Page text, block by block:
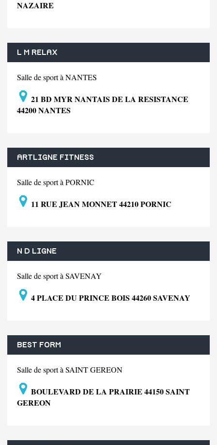
NAZAIRE
L M RELAX
Salle de sport à NANTES
21 BD MYR NANTAIS DE LA RESISTANCE
44200 NANTES
ARTLIGNE FITNESS
Salle de sport à PORNIC
11 RUE JEAN MONNET 44210 PORNIC
N D LIGNE
Salle de sport à SAVENAY
4 PLACE DU PRINCE BOIS 44260 SAVENAY
BEST FORM
Salle de sport à SAINT GEREON
BOULEVARD DE LA PRAIRIE 44150 SAINT
GEREON